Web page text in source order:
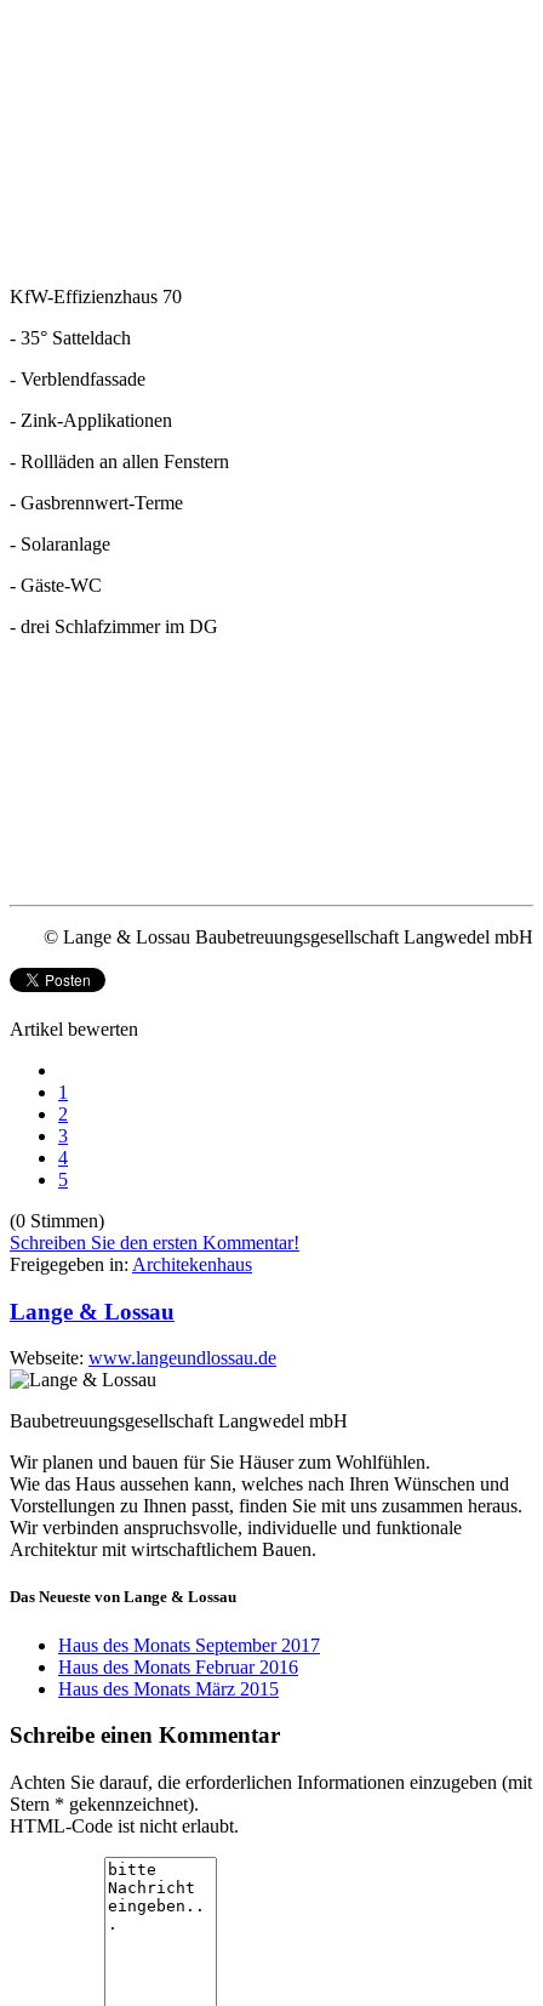
KfW-Effizienzhaus 70
- 35° Satteldach
- Verblendfassade
- Zink-Applikationen
- Rollläden an allen Fenstern
- Gasbrennwert-Terme
- Solaranlage
- Gäste-WC
- drei Schlafzimmer im DG
© Lange & Lossau Baubetreuungsgesellschaft Langwedel mbH
Artikel bewerten
1
2
3
4
5
(0 Stimmen)
Schreiben Sie den ersten Kommentar!
Freigegeben in: Architekenhaus
Lange & Lossau
Webseite: www.langeundlossau.de
Baubetreuungsgesellschaft Langwedel mbH
Wir planen und bauen für Sie Häuser zum Wohlfühlen.
Wie das Haus aussehen kann, welches nach Ihren Wünschen und
Vorstellungen zu Ihnen passt, finden Sie mit uns zusammen heraus.
Wir verbinden anspruchsvolle, individuelle und funktionale
Architektur mit wirtschaftlichem Bauen.
Das Neueste von Lange & Lossau
Haus des Monats September 2017
Haus des Monats Februar 2016
Haus des Monats März 2015
Schreibe einen Kommentar
Achten Sie darauf, die erforderlichen Informationen einzugeben (mit
Stern * gekennzeichnet).
HTML-Code ist nicht erlaubt.